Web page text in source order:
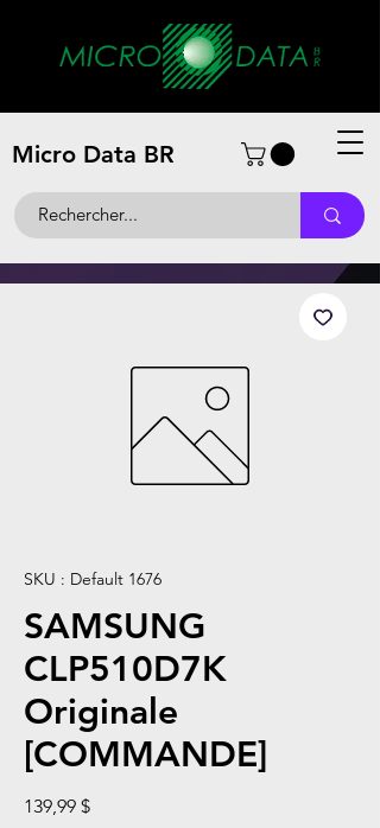
Micro Data BR
SKU : Default 1676
SAMSUNG
CLP510D7K
Originale
[COMMANDE]
139,99 $Prix